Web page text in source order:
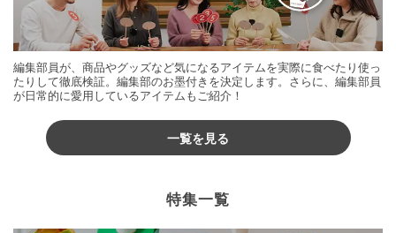
編集部員が、商品やグッズなど気になるアイテムを実際に食べたり使っ
たりして徹底検証。編集部のお墨付きを決定します。さらに、編集部員
が日常的に愛用しているアイテムもご紹介！
一覧を見る
特集一覧